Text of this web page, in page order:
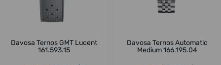
Davosa Ternos GMT Lucent
161.593.15
Davosa Ternos Automatic
Medium 166.195.04